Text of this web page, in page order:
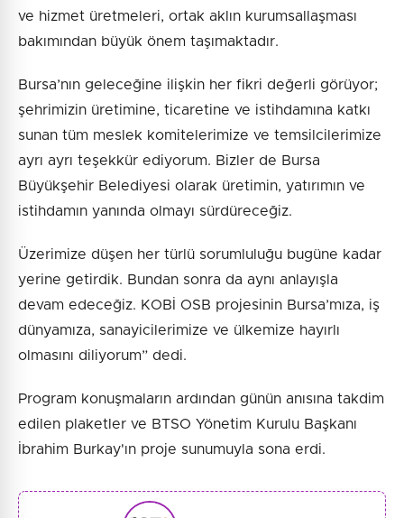
ve hizmet üretmeleri, ortak aklın kurumsallaşması
bakımından büyük önem taşımaktadır.
Bursa’nın geleceğine ilişkin her fikri değerli görüyor;
şehrimizin üretimine, ticaretine ve istihdamına katkı
sunan tüm meslek komitelerimize ve temsilcilerimize
ayrı ayrı teşekkür ediyorum. Bizler de Bursa
Büyükşehir Belediyesi olarak üretimin, yatırımın ve
istihdamın yanında olmayı sürdüreceğiz.
Üzerimize düşen her türlü sorumluluğu bugüne kadar
yerine getirdik. Bundan sonra da aynı anlayışla
devam edeceğiz. KOBİ OSB projesinin Bursa’mıza, iş
dünyamıza, sanayicilerimize ve ülkemize hayırlı
olmasını diliyorum” dedi.
Program konuşmaların ardından günün anısına takdim
edilen plaketler ve BTSO Yönetim Kurulu Başkanı
İbrahim Burkay'ın proje sunumuyla sona erdi.